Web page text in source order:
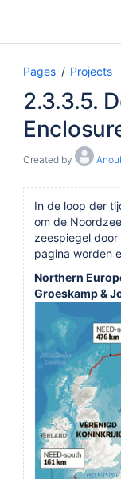
Pages Projects
2.3.3.5.
Created by
In de loop der
om de
zeespiegel
pagina worden
Northern
Groeskamp &